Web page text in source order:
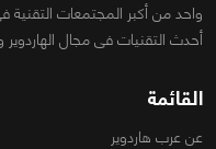
واحد من أكبر المجتمعات
أحدث التقنيات فى مجال الهاردوير
القائمة
عن عرب هاردوير